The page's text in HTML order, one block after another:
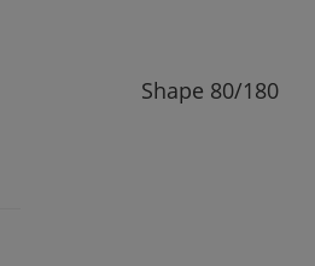
Shape 80/180